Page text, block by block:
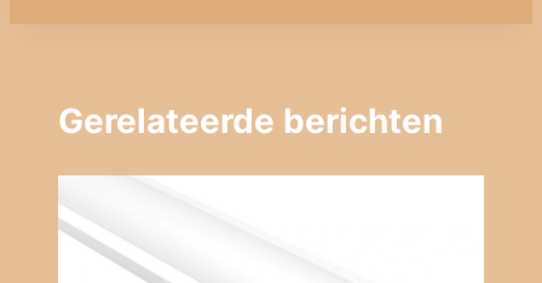
Gerelateerde berichten